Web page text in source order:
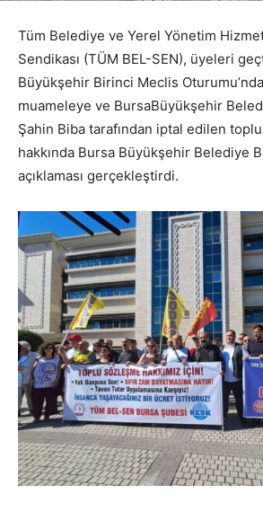
Tüm Belediye ve Yerel Yönetim
Sendikası (TÜM BEL-SEN), üyeleri
Büyükşehir Birinci Meclis
muameleye ve BursaBüyükşehir
Şahin Biba tarafından iptal edilen
hakkında Bursa Büyükşehir Belediye
açıklaması gerçekleştirdi.